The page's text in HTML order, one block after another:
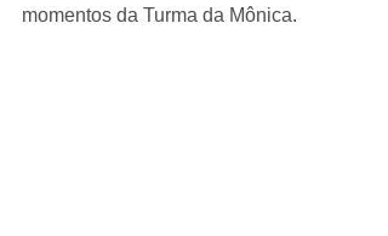
momentos da Turma da Mônica.